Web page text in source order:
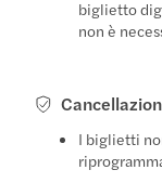
biglietto
non è
I biglietti